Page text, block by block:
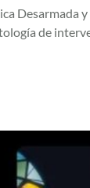
Desarmada y
de